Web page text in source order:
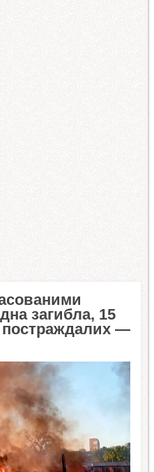
загибла, 15
постраждалих —